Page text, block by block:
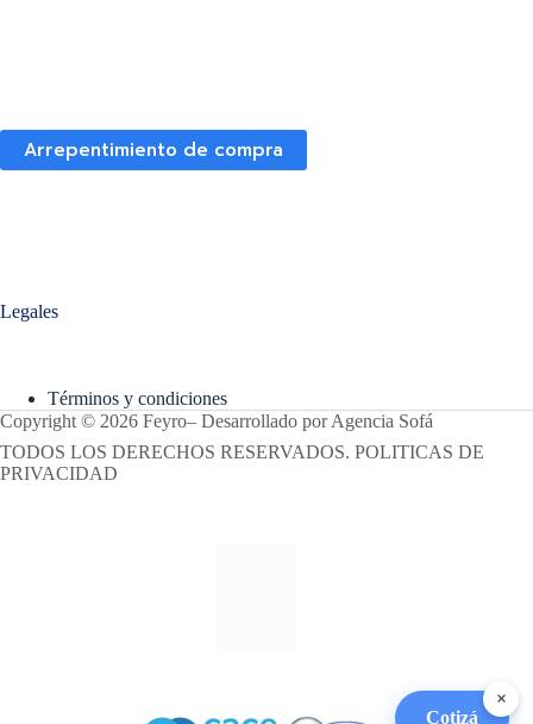
Arrepentimiento de compra
Legales
Términos y condiciones
Copyright © 2026 Feyro– Desarrollado porAgencia Sofá
TODOS LOS DERECHOS RESERVADOS. POLITICAS DE
PRIVACIDAD
Cotizá
×